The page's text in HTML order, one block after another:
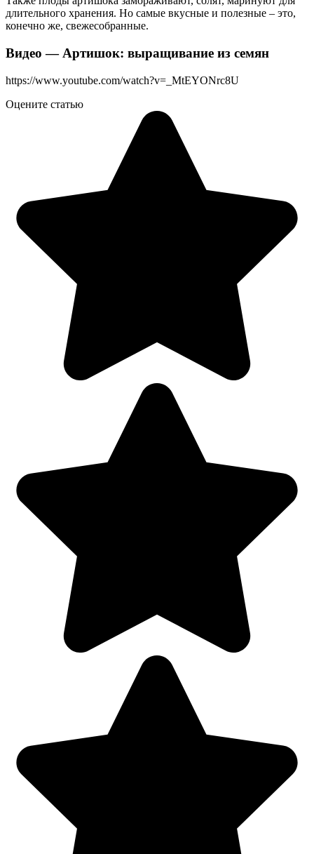
длительного хранения. Но самые вкусные и полезные – это,
конечно же, свежесобранные.
Видео — Артишок: выращивание из семян
https://www.youtube.com/watch?v=_MtEYONrc8U
Оцените статью